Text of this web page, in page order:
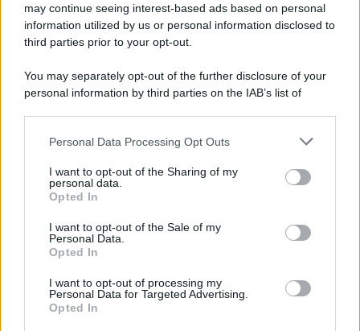
may continue seeing interest-based ads based on personal
information utilized by us or personal information disclosed to
third parties prior to your opt-out.
You may separately opt-out of the further disclosure of your
personal information by third parties on the IAB’s list of
This information may also be disclosed by us to third parties
disclose it to other third parties.
Please note that this website/app uses one or more Google
services and may gather and store information including but
not limited to your visit or usage behaviour. You may click to
grant or deny consent to Google and its third-party tags to
consent section.
Personal Data Processing Opt Outs
I want to opt-out of the Sharing of my
personal data.
Opted In
I want to opt-out of the Sale of my
Personal Data.
Opted In
I want to opt-out of processing my
Personal Data for Targeted Advertising.
Opted In
Una domenica di settembre con Guccini nella sua casa a Pàvana,
tra ricordi del premio Tenco, la gara di disegni con Andrea
Pazienza sulle tovaglie di carta, il rapporto con i fan che
L'album /
"Timeless", il nuovo album postumo di Prince
racconta quattro decenni di creatività
L'inaugurazione /
Musica /Love Sensation, il primo duetto di Madonna e Kylie
Minogue